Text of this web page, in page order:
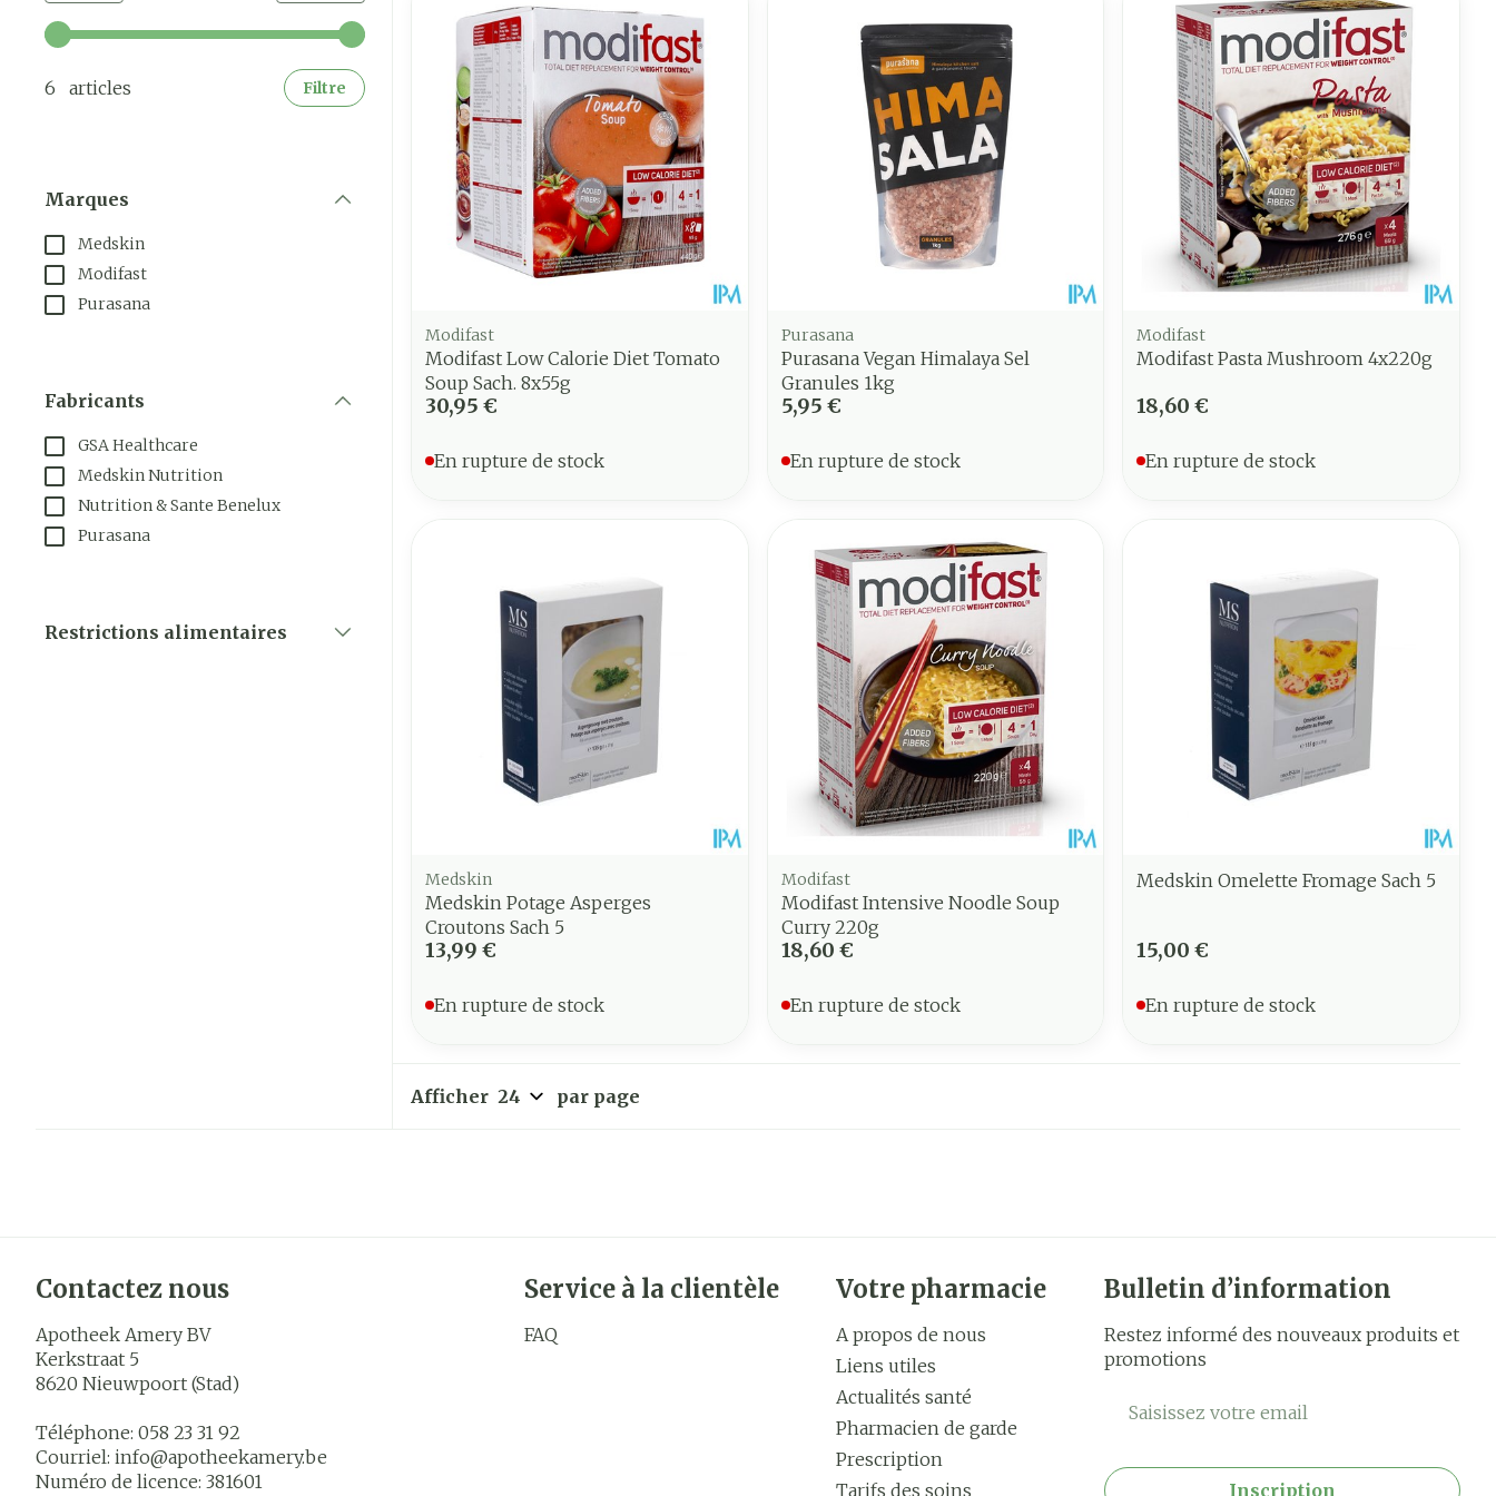
Utilisez les touches fléchées gauche et droite pour ajuster les valeurs minimales et maximales du prix.
6 articles Filtre
Marques
Medskin
Modifast
Purasana
Fabricants
GSA Healthcare
Medskin Nutrition
Nutrition & Sante Benelux
Purasana
Restrictions alimentaires
Modifast
Modifast Low Calorie Diet Tomato
Soup Sach. 8x55g
30,95 €
En rupture de stock
Purasana
Purasana Vegan Himalaya Sel
Granules 1kg
5,95 €
En rupture de stock
Modifast
Modifast Pasta Mushroom 4x220g
18,60 €
En rupture de stock
Medskin
Medskin Potage Asperges
Croutons Sach 5
13,99 €
En rupture de stock
Modifast
Modifast Intensive Noodle Soup
Curry 220g
18,60 €
En rupture de stock
Medskin Omelette Fromage Sach 5
15,00 €
En rupture de stock
Afficher par page
Contactez nous
Apotheek Amery BV
Kerkstraat 5
8620 Nieuwpoort (Stad)
Téléphone: 058 23 31 92
Courriel: info@apotheekamery.be
Numéro de licence: 381601
Service à la clientèle
FAQ
Votre pharmacie
A propos de nous
Liens utiles
Actualités santé
Pharmacien de garde
Prescription
Tarifs des soins
Bulletin d’information
Restez informé des nouveaux produits et
promotions
Adresse mail
Inscription